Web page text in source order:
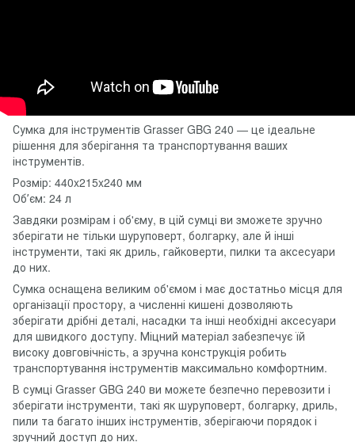
Сумка для інструментів Grasser GBG 240 — це ідеальне
рішення для зберігання та транспортування ваших
інструментів.
Розмір: 440x215x240 мм
Обʼєм: 24 л
Завдяки розмірам і об'єму, в цій сумці ви зможете зручно
зберігати не тільки шуруповерт, болгарку, але й інші
інструменти, такі як дриль, гайковерти, пилки та аксесуари
до них.
Сумка оснащена великим об'ємом і має достатньо місця для
організації простору, а численні кишені дозволяють
зберігати дрібні деталі, насадки та інші необхідні аксесуари
для швидкого доступу. Міцний матеріал забезпечує їй
високу довговічність, а зручна конструкція робить
транспортування інструментів максимально комфортним.
В сумці Grasser GBG 240 ви можете безпечно перевозити і
зберігати інструменти, такі як шуруповерт, болгарку, дриль,
пили та багато інших інструментів, зберігаючи порядок і
зручний доступ до них.